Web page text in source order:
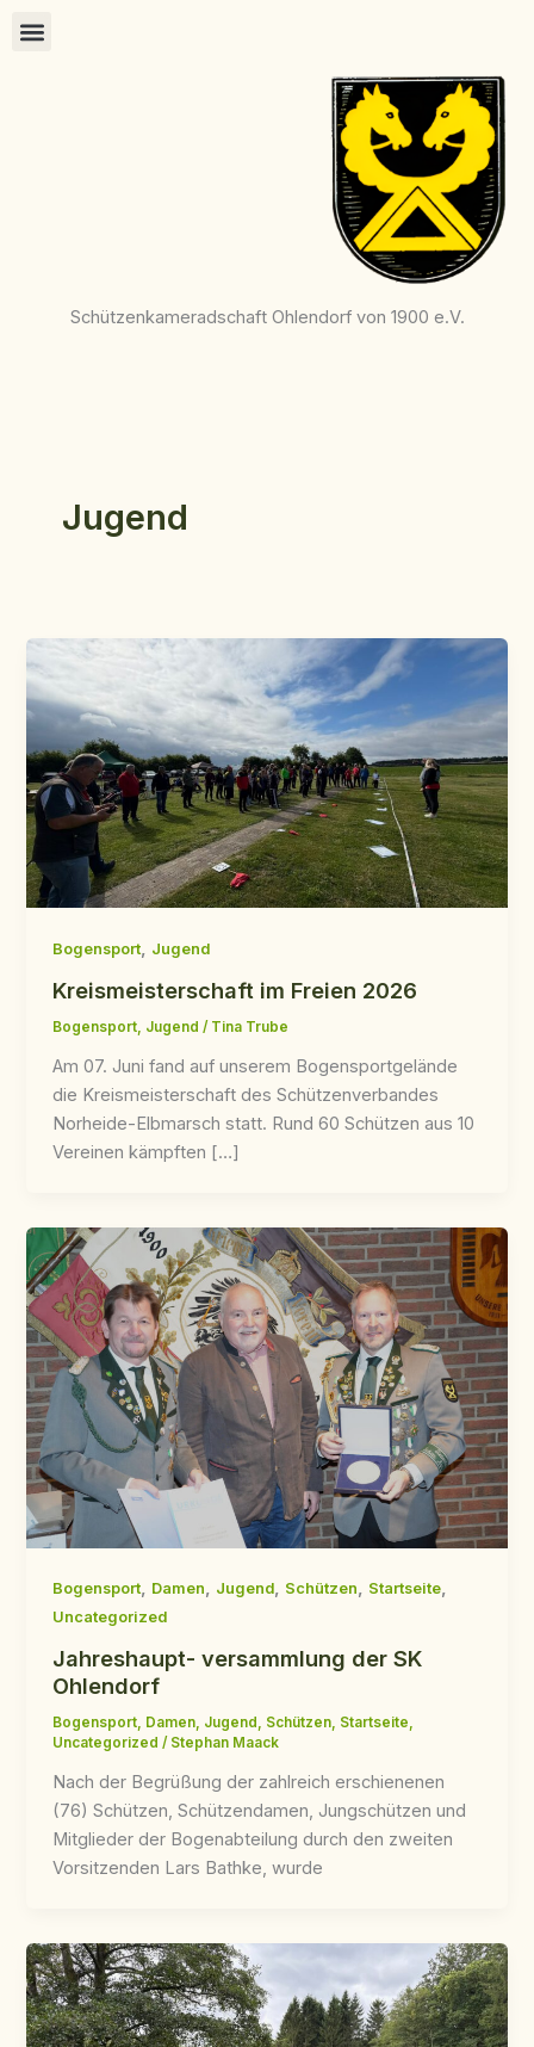
Inhalt
Schützenkameradschaft Ohlendorf von 1900 e.V.
Jugend
Bogensport, Jugend
Kreismeisterschaft im Freien 2026
Bogensport, Jugend / Tina Trube
Am 07. Juni fand auf unserem Bogensportgelände
die Kreismeisterschaft des Schützenverbandes
Norheide-Elbmarsch statt. Rund 60 Schützen aus 10
Vereinen kämpften […]
Bogensport, Damen, Jugend, Schützen, Startseite,
Uncategorized
Jahreshaupt- versammlung der SK
Ohlendorf
Bogensport, Damen, Jugend , Schützen, Startseite,
Uncategorized / Stephan Maack
Nach der Begrüßung der zahlreich erschienenen
(76) Schützen, Schützendamen, Jungschützen und
Mitglieder der Bogenabteilung durch den zweiten
Vorsitzenden Lars Bathke, wurde